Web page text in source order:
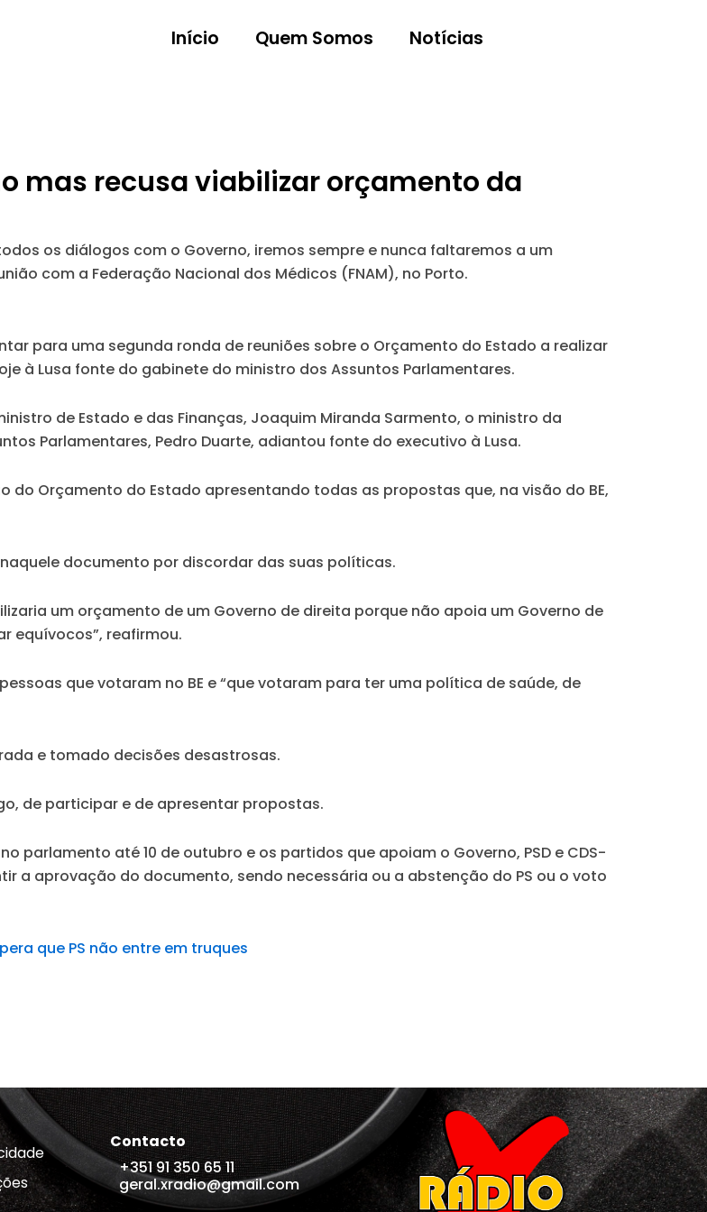
Início Quem Somos Notícias
mas recusa viabilizar orçamento da
os diálogos com o Governo, iremos sempre e nunca faltaremos a um
com a Federação Nacional dos Médicos (FNAM), no Porto.
para uma segunda ronda de reuniões sobre o Orçamento do Estado a realizar
à Lusa fonte do gabinete do ministro dos Assuntos Parlamentares.
de Estado e das Finanças, Joaquim Miranda Sarmento, o ministro da
Parlamentares, Pedro Duarte, adiantou fonte do executivo à Lusa.
Orçamento do Estado apresentando todas as propostas que, na visão do BE,
documento por discordar das suas políticas.
um orçamento de um Governo de direita porque não apoia um Governo de
equívocos”, reafirmou.
que votaram no BE e “que votaram para ter uma política de saúde, de
e tomado decisões desastrosas.
de participar e de apresentar propostas.
parlamento até 10 de outubro e os partidos que apoiam o Governo, PSD e CDS-
a aprovação do documento, sendo necessária ou a abstenção do PS ou o voto
que PS não entre em truques
Contacto
+351 91 350 65 11
geral.xradio@gmail.com